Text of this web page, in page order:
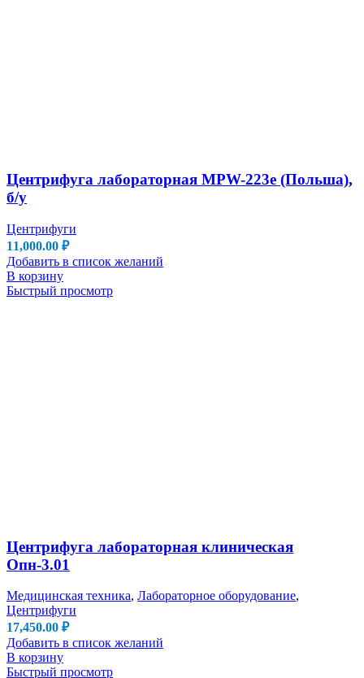
Центрифуга лабораторная MPW-223e (Польша),
б/у
Центрифуги
11,000.00 ₽
Добавить в список желаний
В корзину
Быстрый просмотр
Центрифуга лабораторная клиническая
Опн-3.01
Медицинская техника, Лабораторное оборудование,
Центрифуги
17,450.00 ₽
Добавить в список желаний
В корзину
Быстрый просмотр